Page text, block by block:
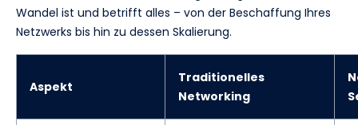
Wandel ist und betrifft alles – von der Beschaffung Ihres
Netzwerks bis hin zu dessen Skalierung.
Aspekt
Traditionelles
Networking